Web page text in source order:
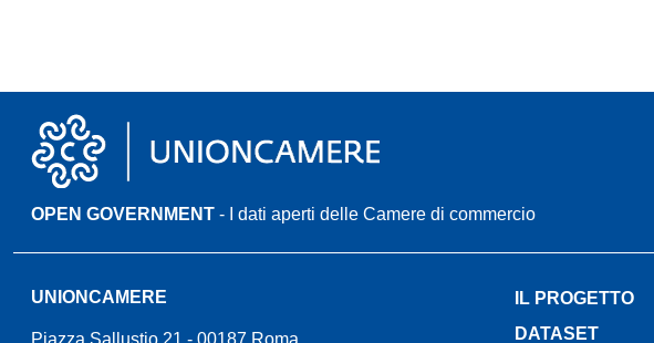
OPEN GOVERNMENT - I dati aperti delle Camere di commercio
UNIONCAMERE
Piazza Sallustio 21 - 00187 Roma
IL PROGETTO
DATASET